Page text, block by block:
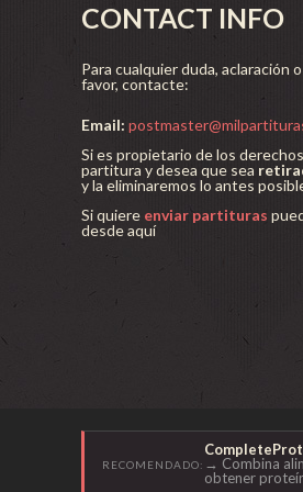
CONTACT INFO
Para cualquier duda, aclaración
favor, contacte:
Email:
Si es propietario de los
partitura y desea que sea
y la eliminaremos lo antes
Si quiere enviar partituras
desde aquí
RECOMENDADO: → Combina
obtener